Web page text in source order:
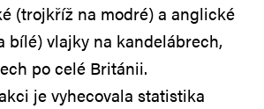
(trojkříž na modré) a anglické
bílé) vlajky na kandelábrech,
po celé Británii.
je vyhecovala statistika